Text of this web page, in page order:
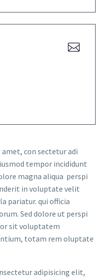


con sectetur adi
tempor incididunt
magna aliqua perspi
in voluptate velit
pariatur. qui officia
Sed dolore ut perspi
sit voluptatem
totam rem oluptate
adipisicing elit,